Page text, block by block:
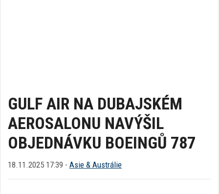
GULF AIR NA DUBAJSKÉM
AEROSALONU NAVÝŠIL
OBJEDNÁVKU BOEINGŮ 787
18.11.2025 17:39 - Asie & Austrálie